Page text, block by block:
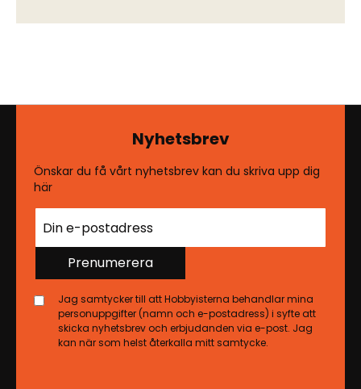
Nyhetsbrev
Önskar du få vårt nyhetsbrev kan du skriva upp dig
här
Prenumerera
Jag samtycker till att Hobbyisterna behandlar mina
personuppgifter (namn och e-postadress) i syfte att
skicka nyhetsbrev och erbjudanden via e-post. Jag
kan när som helst återkalla mitt samtycke.